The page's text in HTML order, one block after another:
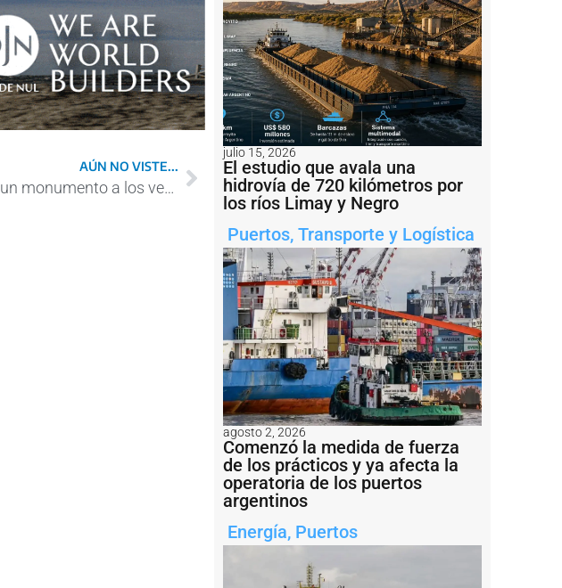
AÚN NO VISTE...
Puerto Rosales inauguró un monumento a los veteranos y caídos en la Guerra de Malvinas
julio 15, 2026
El estudio que avala una
hidrovía de 720 kilómetros por
los ríos Limay y Negro
Puertos, Transporte y Logística
agosto 2, 2026
Comenzó la medida de fuerza
de los prácticos y ya afecta la
operatoria de los puertos
argentinos
Energía, Puertos